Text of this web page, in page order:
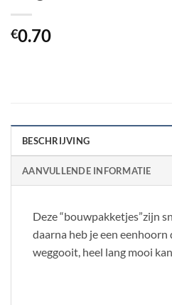
€0.70
BESCHRIJVING
AANVULLENDE INFORMATIE
Deze “bouwpakketjes”zijn
daarna heb je een eenhoorn
weggooit, heel lang mooi